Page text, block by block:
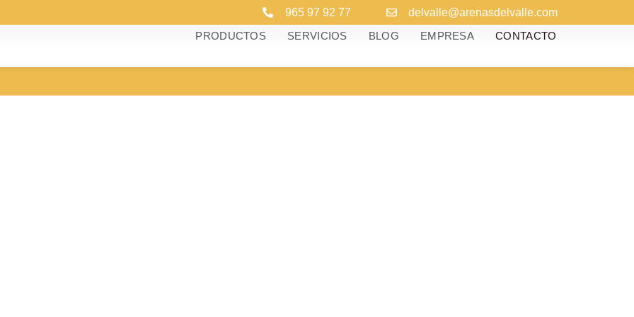
965 97 92 77
delvalle@arenasdelvalle.com
PRODUCTOS
SERVICIOS BLOG EMPRESA CONTACTO